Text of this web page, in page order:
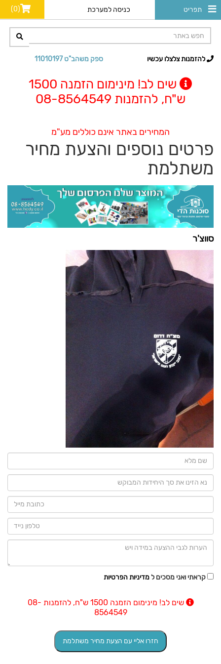
תפריט כניסה למערכת (0)
ספק משהב"ט 11010197 להזמנות צלצלו עכשיו
שים לב! מינימום הזמנה 1500
ש"ח, להזמנות 08-8564549
המחירים באתר אינם כוללים מע"מ
פרטים נוספים והצעת מחיר
משתלמת
סווצ'ר
קראתי ואני מסכים למדיניות הפרטיות
שים לב! מינימום הזמנה 1500 ש"ח, להזמנות 08-
8564549